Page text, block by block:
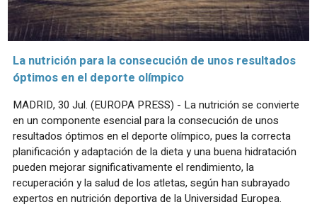
La nutrición para la consecución de unos resultados
óptimos en el deporte olímpico
MADRID, 30 Jul. (EUROPA PRESS) - La nutrición se convierte
en un componente esencial para la consecución de unos
resultados óptimos en el deporte olímpico, pues la correcta
planificación y adaptación de la dieta y una buena hidratación
pueden mejorar significativamente el rendimiento, la
recuperación y la salud de los atletas, según han subrayado
expertos en nutrición deportiva de la Universidad Europea.